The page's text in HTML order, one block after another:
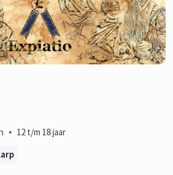
• 12 t/m 18 jaar